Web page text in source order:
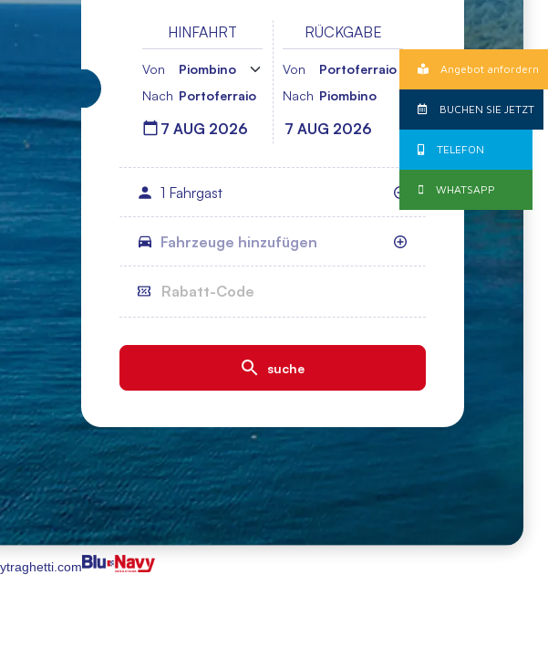
Angebot anfordern
BUCHEN SIE JETZT
TELEFON
WHATSAPP